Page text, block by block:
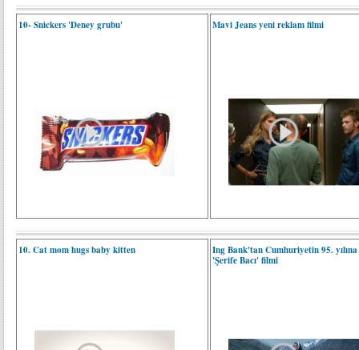
10- Snickers 'Deney grubu' Mavi Jeans yeni reklam filmi
10. Cat mom hugs baby kitten
Ing Bank'tan Cumhuriyetin 95. yılına
'Şerife Bacı' filmi